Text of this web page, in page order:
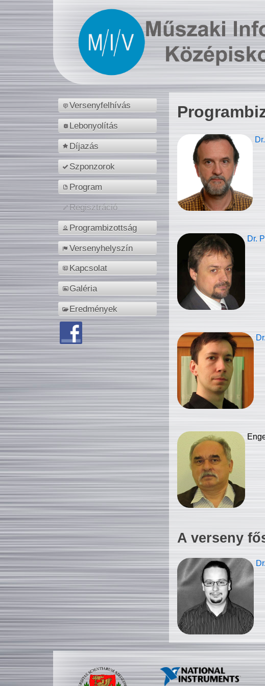
Versenyfelhívás
Lebonyolítás
Díjazás
Szponzorok
Program
Regisztráció
Programbizottság
Versenyhelyszín
Kapcsolat
Galéria
Eredmények
Dr.
A verseny